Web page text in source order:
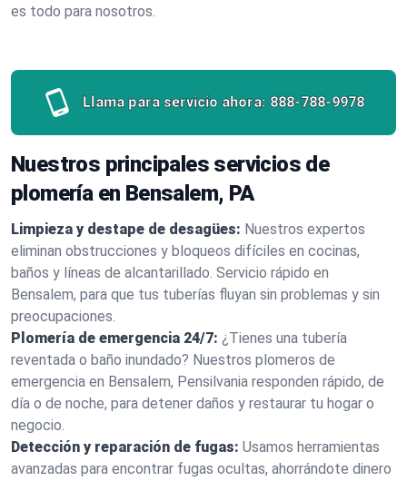
es todo para nosotros.
Llama para servicio ahora: 888-788-9978
Nuestros principales servicios de
plomería en Bensalem, PA
Limpieza y destape de desagües: Nuestros expertos
eliminan obstrucciones y bloqueos difíciles en cocinas,
baños y líneas de alcantarillado. Servicio rápido en
Bensalem, para que tus tuberías fluyan sin problemas y sin
preocupaciones.
Plomería de emergencia 24/7: ¿Tienes una tubería
reventada o baño inundado? Nuestros plomeros de
emergencia en Bensalem, Pensilvania responden rápido, de
día o de noche, para detener daños y restaurar tu hogar o
negocio.
Detección y reparación de fugas: Usamos herramientas
avanzadas para encontrar fugas ocultas, ahorrándote dinero